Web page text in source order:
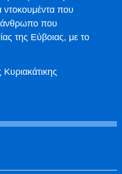
ντοκουμέντα που
άνθρωπο που
της Εύβοιας, με το